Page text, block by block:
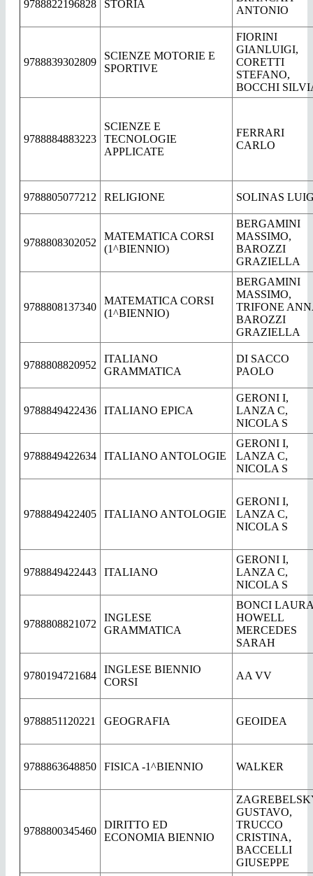
9788822196828 STORIA
ANTONIO
9788839302809
SCIENZE MOTORIE E
SPORTIVE
FIORINI
GIANLUIGI,
CORETTI
STEFANO,
BOCCHI
9788884883223
SCIENZE E
TECNOLOGIE
APPLICATE
FERRARI
CARLO
9788805077212 RELIGIONE SOLINAS
9788808302052
MATEMATICA CORSI
(1^BIENNIO)
BERGAMINI
MASSIMO,
BAROZZI
GRAZIELLA
9788808137340
MATEMATICA CORSI
(1^BIENNIO)
BERGAMINI
MASSIMO,
TRIFONE
BAROZZI
GRAZIELLA
9788808820952
ITALIANO
GRAMMATICA
DI SACCO
PAOLO
9788849422436 ITALIANO EPICA
GERONI I,
LANZA C,
NICOLA S
9788849422634 ITALIANO ANTOLOGIE
GERONI I,
LANZA C,
NICOLA S
9788849422405 ITALIANO ANTOLOGIE
GERONI I,
LANZA C,
NICOLA S
9788849422443 ITALIANO
GERONI I,
LANZA C,
NICOLA S
9788808821072
INGLESE
GRAMMATICA
BONCI
HOWELL
MERCEDES
SARAH
9780194721684
INGLESE BIENNIO
CORSI
AA VV
9788851120221 GEOGRAFIA GEOIDEA
9788863648850 FISICA -1^BIENNIO WALKER
9788800345460
DIRITTO ED
ECONOMIA BIENNIO
GUSTAVO,
TRUCCO
CRISTINA,
BACCELLI
GIUSEPPE